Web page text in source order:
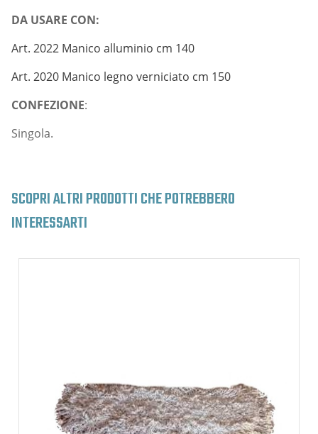
DA USARE CON:
Art. 2022 Manico alluminio cm 140
Art. 2020 Manico legno verniciato cm 150
CONFEZIONE:
Singola.
SCOPRI ALTRI PRODOTTI CHE POTREBBERO
INTERESSARTI